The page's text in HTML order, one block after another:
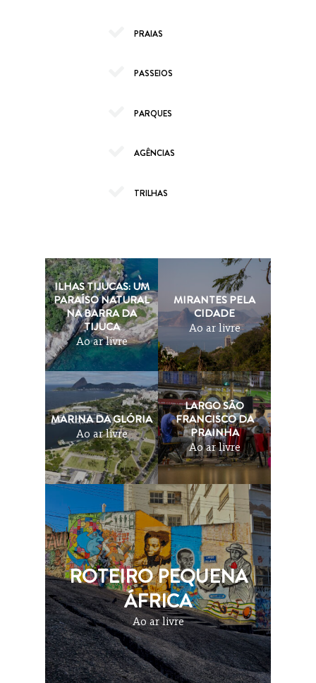
PRAIAS
PASSEIOS
PARQUES
AGÊNCIAS
TRILHAS
ILHAS TIJUCAS: UM
PARAÍSO NATURAL
NA BARRA DA
TIJUCA
Ao ar livre
MIRANTES PELA
CIDADE
Ao ar livre
MARINA DA GLÓRIA
Ao ar livre
LARGO SÃO
FRANCISCO DA
PRAINHA
Ao ar livre
ROTEIRO PEQUENA
ÁFRICA
Ao ar livre